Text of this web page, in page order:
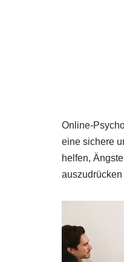
Online-
eine sichere
helfen,